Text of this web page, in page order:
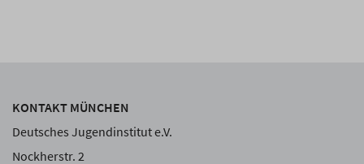
KONTAKT MÜNCHEN
Deutsches Jugendinstitut e.V.
Nockherstr. 2